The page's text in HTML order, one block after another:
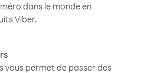
dans le monde en
Viber.
vous permet de passer des